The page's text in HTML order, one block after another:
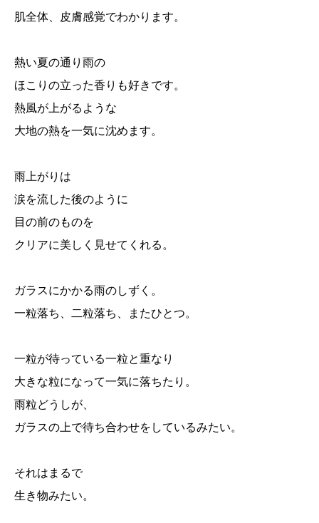
肌全体、皮膚感覚でわかります。
熱い夏の通り雨の
ほこりの立った香りも好きです。
熱風が上がるような
大地の熱を一気に沈めます。
雨上がりは
涙を流した後のように
目の前のものを
クリアに美しく見せてくれる。
ガラスにかかる雨のしずく。
一粒落ち、二粒落ち、またひとつ。
一粒が待っている一粒と重なり
大きな粒になって一気に落ちたり。
雨粒どうしが、
ガラスの上で待ち合わせをしているみたい。
それはまるで
生き物みたい。